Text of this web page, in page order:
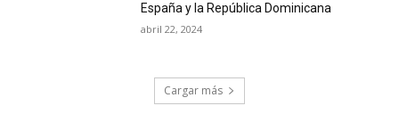
España y la República Dominicana
abril 22, 2024
Cargar más